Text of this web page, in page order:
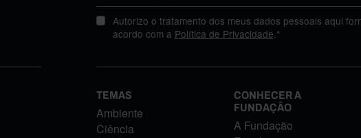
Autorizo o tratamento dos meus dados pessoais aqui
acordo com a Política de Privacidade.*
TEMAS
Ambiente
Ciência
CONHECER A
FUNDAÇÃO
A Fundação